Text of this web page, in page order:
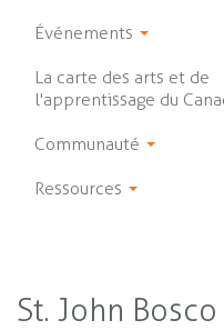
Événements
La carte des arts et de
l'apprentissage du
Communauté
Ressources
St. John